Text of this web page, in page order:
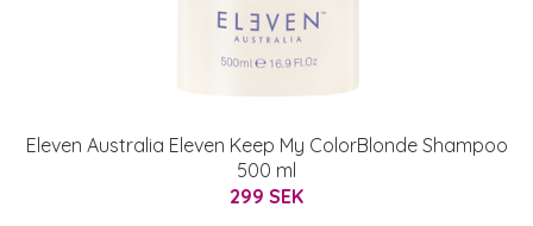
Eleven Australia Eleven Keep My ColorBlonde Shampoo
500 ml
299 SEK